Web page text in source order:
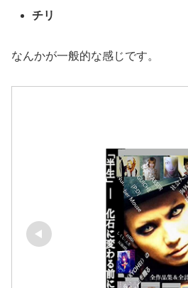
チリ
なんかが一般的な感じです。